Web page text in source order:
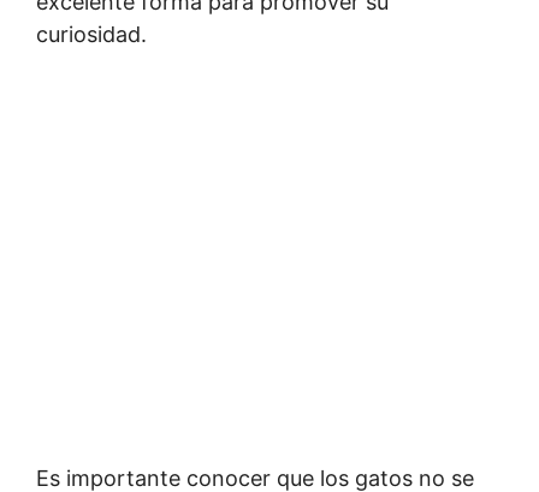
curiosidad.
Es importante conocer que los gatos no se